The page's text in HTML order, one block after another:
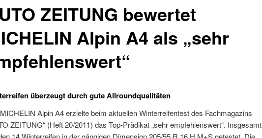
ZEITUNG bewertet
Alpin A4 als „sehr
überzeugt durch gute Allroundqualitäten
Alpin A4 erzielte beim aktuellen Winterreifentest des Fachmagazins
ZEITUNG“ (Heft 20/2011) das Top-Prädikat „sehr empfehlenswert“. Insgesamt